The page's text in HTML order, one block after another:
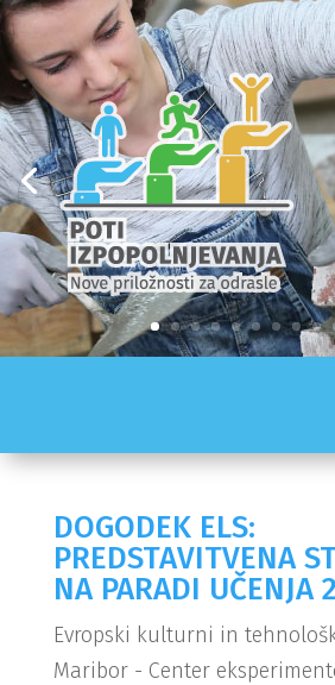
DOGODEK ELS:
PREDSTAVITVENA
NA PARADI UČENJA
Evropski kulturni in
Maribor - Center